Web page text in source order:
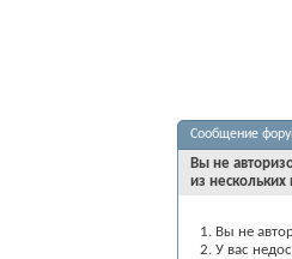
Сообщение
Вы не
из нескольких
Вы не
У вас